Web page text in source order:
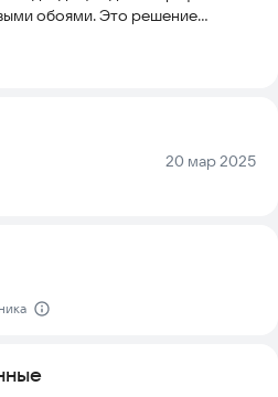
обоями. Это решение
интуитивному
функции Touch.
приложения Agenda для
дня и другую важную
Дата:
20 мар 2025